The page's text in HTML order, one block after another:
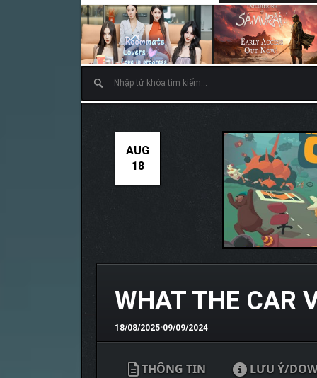
AUG
18
WHAT THE CAR
18/08/2025•09/09/2024
THÔNG TIN LƯU Ý/